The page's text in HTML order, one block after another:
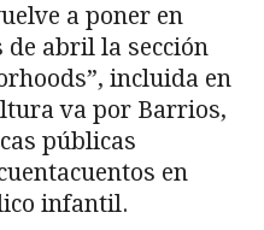
a poner en
abril la sección
incluida en
va por Barrios,
públicas
en
infantil.